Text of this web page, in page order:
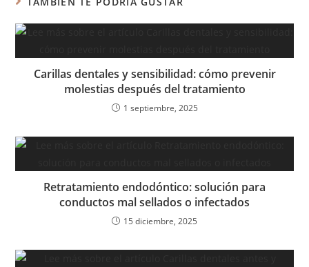
Carillas dentales y sensibilidad: cómo prevenir
molestias después del tratamiento
1 septiembre, 2025
Retratamiento endodóntico: solución para
conductos mal sellados o infectados
15 diciembre, 2025